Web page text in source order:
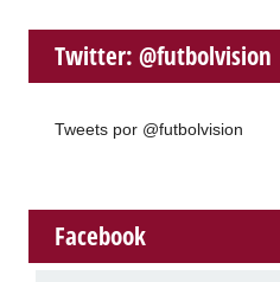
Twitter: @futbolvision
Tweets por @futbolvision
Facebook